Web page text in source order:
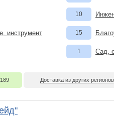
инструмент
10
15
1 Сад,
Доставка из других